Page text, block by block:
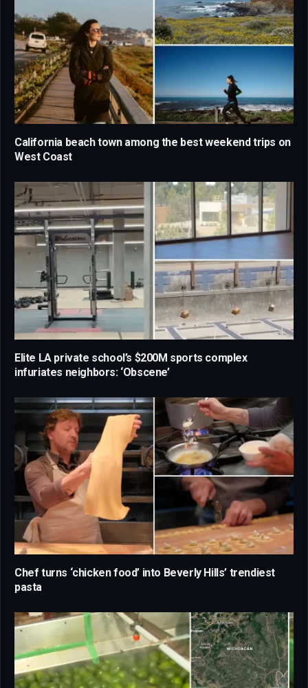
California beach town among the best weekend trips on
West Coast
Elite LA private school’s $200M sports complex
infuriates neighbors: ‘Obscene’
Chef turns ‘chicken food’ into Beverly Hills’ trendiest
pasta